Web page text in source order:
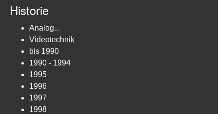
Historie
Analog...
Videotechnik
bis 1990
1990 - 1994
1995
1996
1997
1998